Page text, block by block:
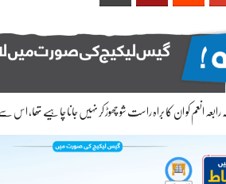
رابعہ انعم کو ان کا براہ راست شو چھوڑ کر نہیں جانا چاہیے تھا،